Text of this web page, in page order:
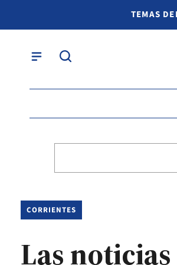
TEMAS
CORRIENTES
Las